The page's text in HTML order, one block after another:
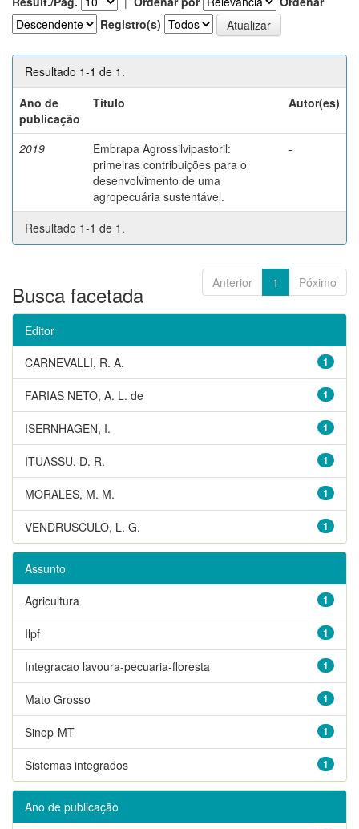
Registro(s)
Resultado 1-1 de 1.
Ano de
publicação
Título Autor(es)
2019
Embrapa Agrossilvipastoril:
primeiras contribuições para o
desenvolvimento de uma
agropecuária sustentável.
-
Resultado 1-1 de 1.
Anterior 1 Póximo
Busca facetada
Editor
1
CARNEVALLI, R. A.
1
FARIAS NETO, A. L. de
1
ISERNHAGEN, I.
1
ITUASSU, D. R.
1
MORALES, M. M.
1
VENDRUSCULO, L. G.
Assunto
1
Agricultura
1
Ilpf
1
Integracao lavoura-pecuaria-floresta
1
Mato Grosso
1
Sinop-MT
1
Sistemas integrados
Ano de publicação